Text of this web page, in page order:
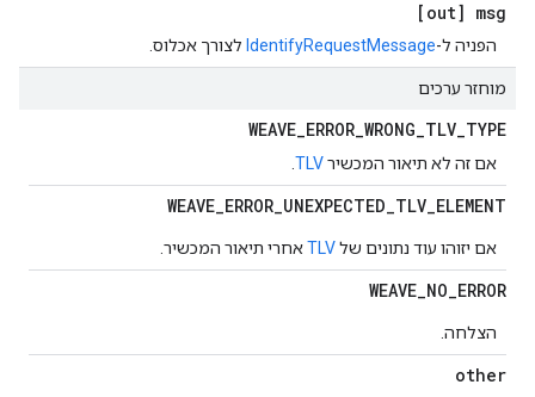
[out] msg
הפניה ל-IdentifyRequestMessage לצורך אכלוס.
מוחזר ערכים
WEAVE_ERROR_WRONG_TLV_TYPE
אם זה לא תיאור המכשירTLV
WEAVE_ERROR_UNEXPECTED_TLV_ELEMENT
אם יזוהו עוד נתונים שלTLVאחרי תיאור המכשיר.
WEAVE_NO_ERROR
הצלחה.
other